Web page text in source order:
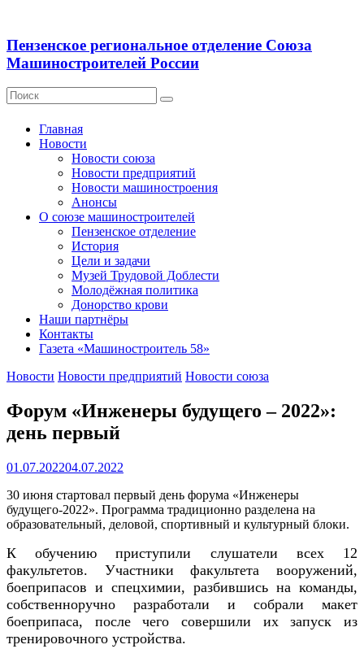
Пензенское региональное отделение Союза
Машиностроителей России
Главная
Новости
Новости союза
Новости предприятий
Новости машиностроения
Анонсы
О союзе машиностроителей
Пензенское отделение
История
Цели и задачи
Музей Трудовой Доблести
Молодёжная политика
Донорство крови
Наши партнёры
Контакты
Газета «Машиностроитель 58»
Новости Новости предприятий Новости союза
Форум «Инженеры будущего – 2022»:
день первый
01.07.202204.07.2022
30 июня стартовал первый день форума «Инженеры
будущего-2022». Программа традиционно разделена на
образовательный, деловой, спортивный и культурный блоки.
К обучению приступили слушатели всех 12
факультетов. Участники факультета вооружений,
боеприпасов и спецхимии, разбившись на команды,
собственноручно разработали и собрали макет
боеприпаса, после чего совершили их запуск из
тренировочного устройства.